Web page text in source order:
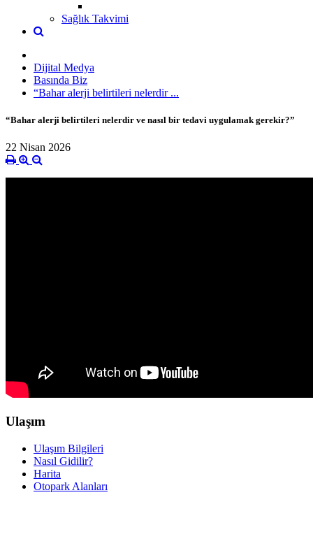
Sağlık Takvimi
Dijital Medya
Basında Biz
“Bahar alerji belirtileri nelerdir ...
“Bahar alerji belirtileri nelerdir ve nasıl bir tedavi uygulamak gerekir?”
22 Nisan 2026
Ulaşım
Ulaşım Bilgileri
Nasıl Gidilir?
Harita
Otopark Alanları